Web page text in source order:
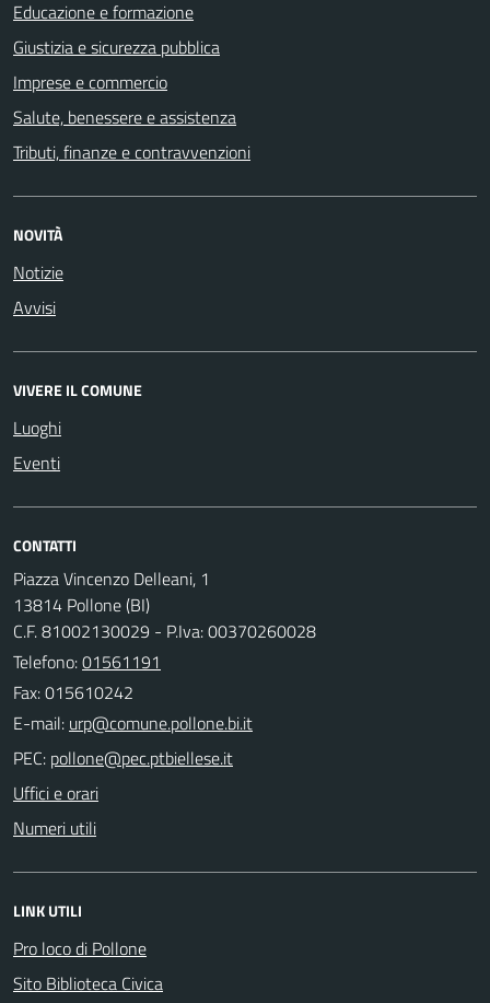
Educazione e formazione
Giustizia e sicurezza pubblica
Imprese e commercio
Salute, benessere e assistenza
Tributi, finanze e contravvenzioni
NOVITÀ
Notizie
Avvisi
VIVERE IL COMUNE
Luoghi
Eventi
CONTATTI
Piazza Vincenzo Delleani, 1
13814 Pollone (BI)
C.F. 81002130029 - P.Iva: 00370260028
Telefono:01561191
Fax: 015610242
E-mail:
PEC:
Uffici e orari
Numeri utili
LINK UTILI
Pro loco di Pollone
Sito Biblioteca Civica